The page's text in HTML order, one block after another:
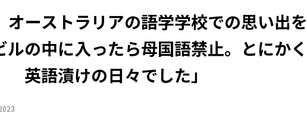
オーストラリアの語学学校での思い出を
ルの中に入ったら母国語禁止。とにかく
英語漬けの日々でした」